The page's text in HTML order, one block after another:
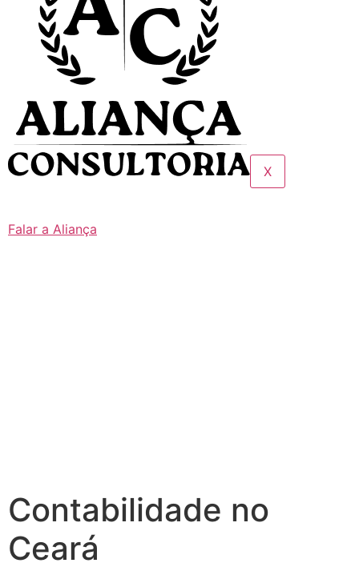
X
Falar a Aliança
Contabilidade no
Ceará